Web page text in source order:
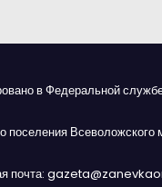
в Федеральной
поселения
почта: